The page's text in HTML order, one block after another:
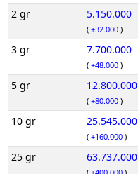
2 gr 5.150.000
( +32.000 )
3 gr 7.700.000
( +48.000 )
5 gr 12.800.000
( +80.000 )
10 gr 25.545.000
( +160.000 )
25 gr 63.737.000